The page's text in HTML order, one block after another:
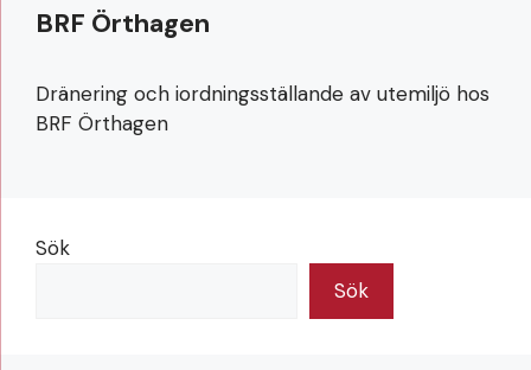
BRF Örthagen
Dränering och iordningsställande av utemiljö hos
BRF Örthagen
Sök
Sök